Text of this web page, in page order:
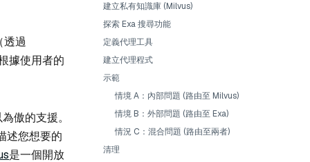
（透過
據使用者的
傲的支援。
述您想要的
是一個開放
建立私有知識庫 (Milvus)
探索 Exa 搜尋功能
定義代理工具
建立代理程式
示範
情境 A：內部問題 (路由至 Milvus)
情境 B：外部問題 (路由至 Exa)
情況 C：混合問題 (路由至兩者)
清理